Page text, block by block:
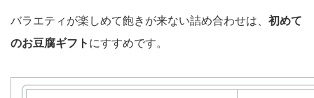
バラエティが楽しめて飽きが来ない詰め合わせは、 初めて
のお豆腐ギフト にすすめです。